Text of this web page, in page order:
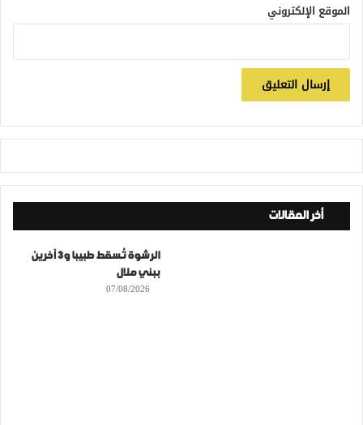
الموقع الإلكتروني
أخر المقالات
الرشوة تُسقط طبيبا و3 آخرين
ببني ملال
07/08/2026